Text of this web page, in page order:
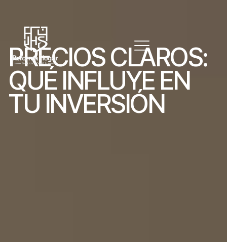
PRECIOSCLAROS:
QUÉ INFLUYE EN
TU INVERSIÓN